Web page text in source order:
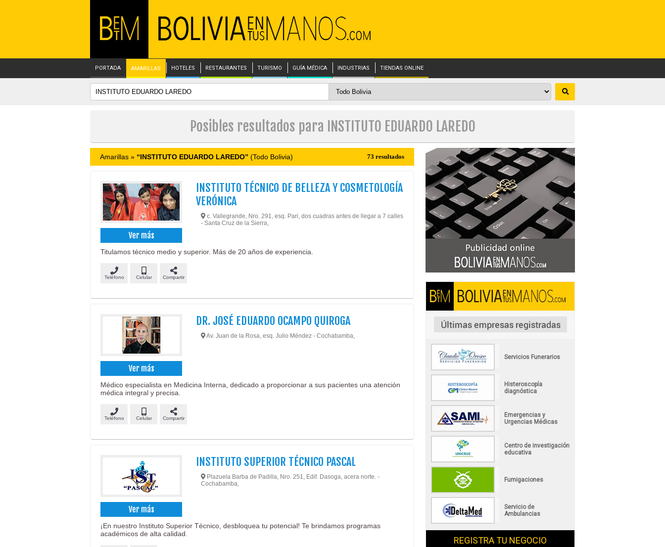
PORTADA AMARILLAS HOTELES RESTAURANTES TURISMO GUÍA MÉDICA INDUSTRIAS TIENDAS ONLINE
Posibles resultados para INSTITUTO EDUARDO LAREDO
Amarillas » “INSTITUTO EDUARDO LAREDO” (Todo Bolivia) 73 resultados
Ver más
INSTITUTO TÉCNICO DE BELLEZA Y COSMETOLOGÍA
VERÓNICA
c. Vallegrande, Nro. 291, esq. Pari, dos cuadras antes de llegar a 7 calles
- Santa Cruz de la Sierra,
Titulamos técnico medio y superior. Más de 20 años de experiencia.
Teléfono Celular Compartir
Ver más
DR. JOSÉ EDUARDO OCAMPO QUIROGA
Av. Juan de la Rosa, esq. Julio Méndez - Cochabamba,
Médico especialista en Medicina Interna, dedicado a proporcionar a sus pacientes una atención
médica integral y precisa.
Teléfono Celular Compartir
Ver más
INSTITUTO SUPERIOR TÉCNICO PASCAL
Plazuela Barba de Padilla, Nro. 251, Edif. Dasoga, acera norte. -
Cochabamba,
¡En nuestro Instituto Superior Técnico, desbloquea tu potencial! Te brindamos programas
académicos de alta calidad.
Servicios Funerarios
Histeroscopía
diagnóstica
Emergencias y
Urgencias Médicas
Centro de investigación
educativa
Fumigaciones
Servicio de
Ambulancias
REGISTRA TU NEGOCIO